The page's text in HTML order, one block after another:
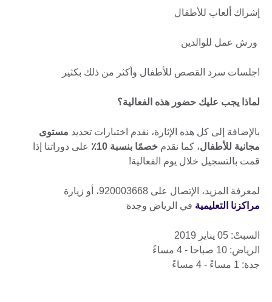
إشراك ألعاب للأطفال
ورش عمل للوالدين
!جلسات سرد القصص للأطفال وأكثر من ذلك بكثير
لماذا يجب عليك حضور هذه الفعالية؟
بالإضافة إلى كل هذه الإثارة، نقدم اختبارات تحديد مستوى
مجانية للأطفال، كما نقدم خصمًا بنسبة 10٪
على دوراتنا إذا
قمت بالتسجيل خلال يوم الفعالية!
لمعرفة المزيد، الإتصال على 920003668، أو زيارة
مراكزنا التعليمية في الرياض وجدة
السبتْ: 05 يناير 2019
الرياض: 10 صباحا - 4 مساءً
جدة: 1 مساءً - 4 مساءً